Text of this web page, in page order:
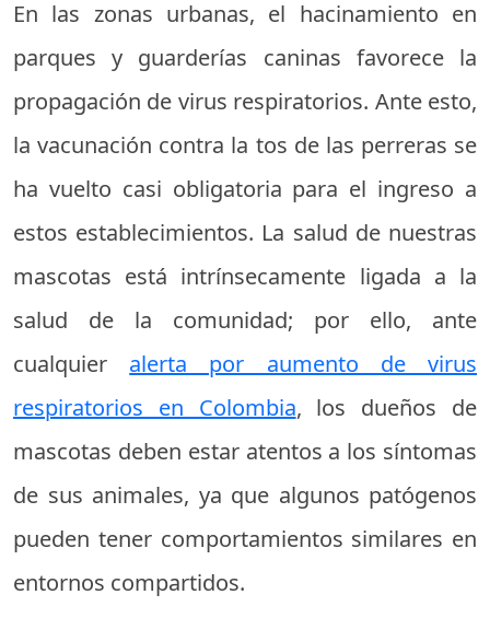
En las zonas urbanas, el hacinamiento en
parques y guarderías caninas favorece la
propagación de virus respiratorios. Ante esto,
la vacunación contra la tos de las perreras se
ha vuelto casi obligatoria para el ingreso a
estos establecimientos. La salud de nuestras
mascotas está intrínsecamente ligada a la
salud de la comunidad; por ello, ante
cualquier alerta por aumento de virus
respiratorios en Colombia, los dueños de
mascotas deben estar atentos a los síntomas
de sus animales, ya que algunos patógenos
pueden tener comportamientos similares en
entornos compartidos.